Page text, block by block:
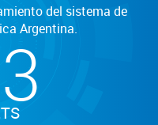
del sistema de
Argentina.